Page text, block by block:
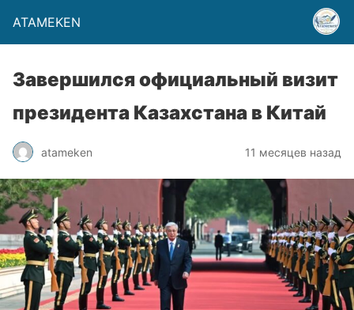
ATAMEKEN
Завершился официальный визит
президента Казахстана в Китай
atameken 11 месяцев назад